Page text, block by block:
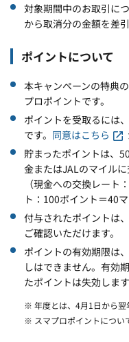
対象期間中のお取引に
から取消分の金額を差
ポイントについて
本キャンペーンの特典
プロポイントです。
ポイントを受取るには
です。 同意はこちら
貯まったポイントは、
金またはJALのマイルに
（現金への交換レート
ト：100ポイント＝40マ
付与されたポイントは
ご確認いただけます。
ポイントの有効期限は
しはできません。有効
たポイントは失効します
※ 年度とは、4月1日から翌
※ スマプロポイントについ